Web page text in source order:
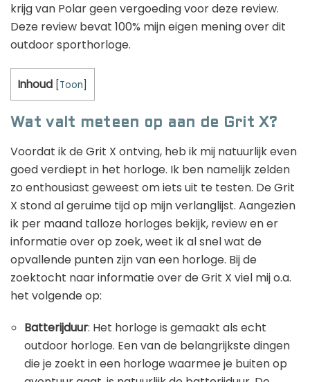
krijg van Polar geen vergoeding voor deze review.
Deze review bevat 100% mijn eigen mening over dit
outdoor sporthorloge.
Inhoud Toon
Wat valt meteen op aan de Grit X?
Voordat ik de Grit X ontving, heb ik mij natuurlijk even
goed verdiept in het horloge. Ik ben namelijk zelden
zo enthousiast geweest om iets uit te testen. De Grit
X stond al geruime tijd op mijn verlanglijst. Aangezien
ik per maand talloze horloges bekijk, review en er
informatie over op zoek, weet ik al snel wat de
opvallende punten zijn van een horloge. Bij de
zoektocht naar informatie over de Grit X viel mij o.a.
het volgende op:
Batterijduur: Het horloge is gemaakt als echt
outdoor horloge. Een van de belangrijkste dingen
die je zoekt in een horloge waarmee je buiten op